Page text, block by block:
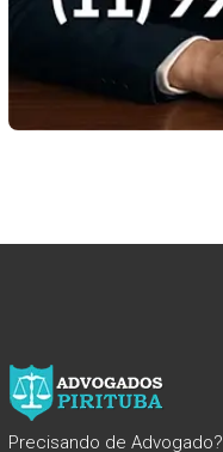
Precisando de Advogado?